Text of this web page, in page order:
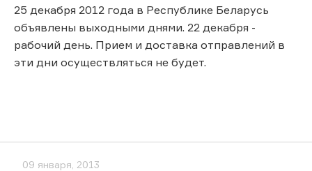
25 декабря 2012 года в Республике Беларусь
объявлены выходными днями. 22 декабря -
рабочий день. Прием и доставка отправлений в
эти дни осуществляться не будет.
09 января, 2013